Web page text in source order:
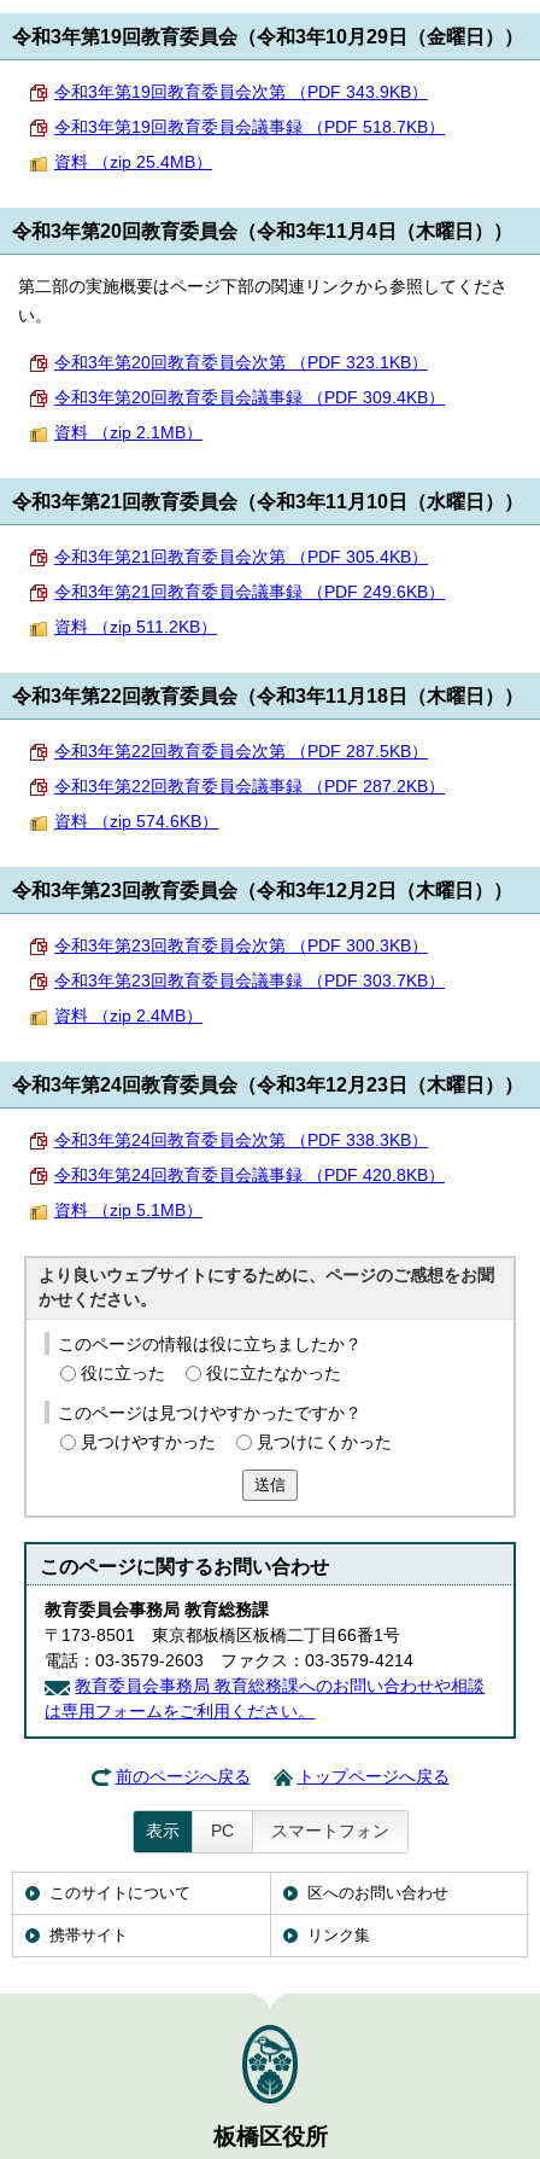
令和3年第19回教育委員会（令和3年10月29日（金曜日））
令和3年第19回教育委員会次第 （PDF 343.9KB）
令和3年第19回教育委員会議事録 （PDF 518.7KB）
資料 （zip 25.4MB）
令和3年第20回教育委員会（令和3年11月4日（木曜日））
第二部の実施概要はページ下部の関連リンクから参照してくださ
い。
令和3年第20回教育委員会次第 （PDF 323.1KB）
令和3年第20回教育委員会議事録 （PDF 309.4KB）
資料 （zip 2.1MB）
令和3年第21回教育委員会（令和3年11月10日（水曜日））
令和3年第21回教育委員会次第 （PDF 305.4KB）
令和3年第21回教育委員会議事録 （PDF 249.6KB）
資料 （zip 511.2KB）
令和3年第22回教育委員会（令和3年11月18日（木曜日））
令和3年第22回教育委員会次第 （PDF 287.5KB）
令和3年第22回教育委員会議事録 （PDF 287.2KB）
資料 （zip 574.6KB）
令和3年第23回教育委員会（令和3年12月2日（木曜日））
令和3年第23回教育委員会次第 （PDF 300.3KB）
令和3年第23回教育委員会議事録 （PDF 303.7KB）
資料 （zip 2.4MB）
令和3年第24回教育委員会（令和3年12月23日（木曜日））
令和3年第24回教育委員会次第 （PDF 338.3KB）
令和3年第24回教育委員会議事録 （PDF 420.8KB）
資料 （zip 5.1MB）
より良いウェブサイトにするために、ページのご感想をお聞
かせください。
このページの情報は役に立ちましたか？
役に立った
役に立たなかった
このページは見つけやすかったですか？
見つけやすかった
見つけにくかった
送信
このページに関するお問い合わせ
教育委員会事務局 教育総務課
〒173-8501 東京都板橋区板橋二丁目66番1号
電話：03-3579-2603 ファクス：03-3579-4214
教育委員会事務局 教育総務課へのお問い合わせや相談
は専用フォームをご利用ください。
前のページへ戻る トップページへ戻る
表示 PC スマートフォン
このサイトについて 区へのお問い合わせ
携帯サイト リンク集
板橋区役所